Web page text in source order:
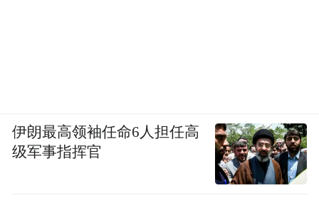
伊朗最高领袖任命6人担任高
级军事指挥官